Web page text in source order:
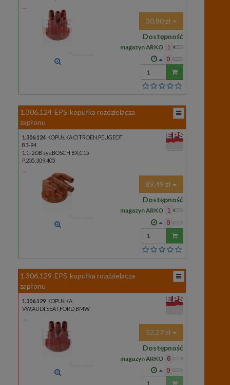
30,80 zł
Dostępność
magazyn ARKO 1
0
Wprowadź
ilość
1.306.124 EPS kopułka rozdzielacza
zapłonu
1.306.124 KOPUŁKA CITROEN,PEUGEOT
83-94
1.1-2.0B sys.BOSCH BX,C15
P.205,309,405
89,49 zł
Dostępność
magazyn ARKO 1
0
Wprowadź
ilość
1.306.129 EPS kopułka rozdzielacza
zapłonu
1.306.129 KOPUŁKA
VW,AUDI,SEAT,FORD,BMW
52,27 zł
Dostępność
magazyn ARKO 0
0
Wprowadź